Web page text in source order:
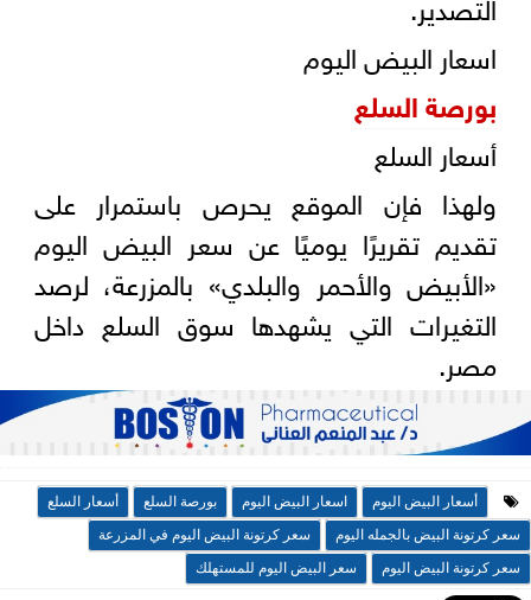
اسعار البيض اليوم
بورصة السلع
أسعار السلع
ولهذا فإن الموقع يحرص باستمرار على
تقديم تقريرًا يوميًا عن سعر البيض اليوم
«الأبيض والأحمر والبلدي» بالمزرعة، لرصد
التغيرات التي يشهدها سوق السلع داخل
مصر.
أسعار البيض اليوم اسعار البيض اليوم بورصة السلع
أسعار السلع
سعر كرتونة البيض بالجمله اليوم
سعر كرتونة البيض اليوم في المزرعة
سعر كرتونة البيض اليوم
سعر البيض اليوم للمستهلك